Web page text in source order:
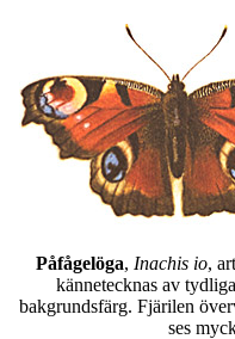
Påfågelöga, Inachis io,
kännetecknas av
bakgrundsfärg. Fjärilen
ses